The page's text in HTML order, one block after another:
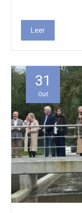
Leer
31
Out